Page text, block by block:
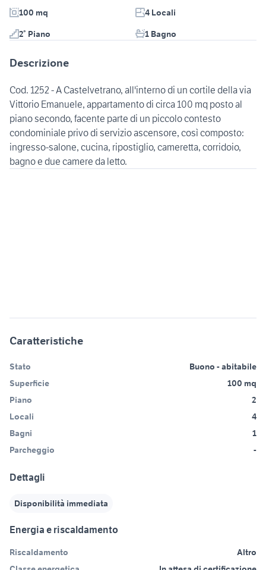
100 mq
4 Locali
2° Piano
1 Bagno
Descrizione
Cod. 1252 - A Castelvetrano, all'interno di un cortile della via
Vittorio Emanuele, appartamento di circa 100 mq posto al
piano secondo, facente parte di un piccolo contesto
condominiale privo di servizio ascensore, così composto:
ingresso-salone, cucina, ripostiglio, cameretta, corridoio,
bagno e due camere da letto.
Caratteristiche
Stato
Buono - abitabile
Superficie
100 mq
Piano
2
Locali
4
Bagni
1
Parcheggio
-
Dettagli
Disponibilità immediata
Energia e riscaldamento
Riscaldamento
Altro